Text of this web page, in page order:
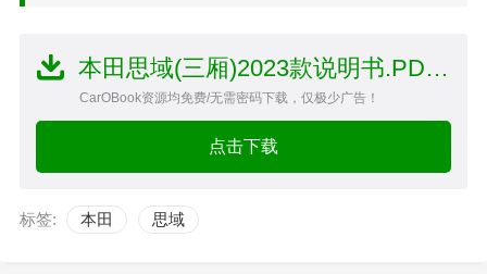
本田思域(三厢)2023款说明书.PDF文件
CarOBook资源均免费/无需密码下载，仅极少广告！
点击下载
标签: 本田 思域